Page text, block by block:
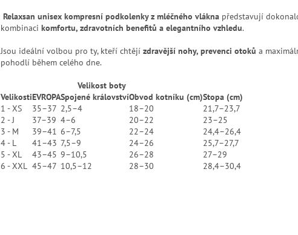
Relaxsan unisex kompresní podkolenky z mléčného vlákna představují
kombinaci komfortu, zdravotních benefitů a elegantního vzhledu.
Jsou ideální volbou pro ty, kteří chtějí zdravější nohy, prevenci otoků a
pohodlí během celého dne.
Velikost boty
VelikostiEVROPASpojené královstvíObvod kotníku (cm)Stopa (cm)
1 - XS
35–37 2,5–4 18–20
21,7–23,7
2 - J
37–39 4–6 20–22
23–25
3 - M
39–41 6–7,5 22–24
24,4–26,4
4 - L
41–43 7,5–9 24–26
25,7–27,7
5 - XL
43–45 9–10,5 26–28
27–29
6 - XXL 45–47 10,5–12 28–30 28,4–30,4